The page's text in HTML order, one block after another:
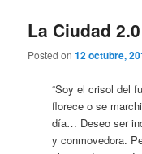
La Ciudad 2.0
Posted on12 octubre,
“Soy el crisol del
florece o se
día… Deseo ser
y conmovedora.